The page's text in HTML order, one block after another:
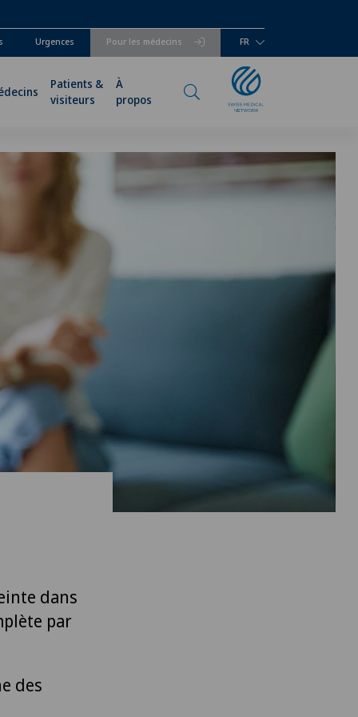
Pour les médecins
Urgences FR
Patients &
visiteurs
À
propos
dans
par
des